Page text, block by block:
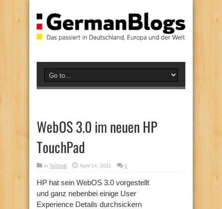
WebOS 3.0 im neuen HP
TouchPad
in Technik April 14, 2011 0
HP hat sein WebOS 3.0 vorgestellt
und ganz nebenbei einige User
Experience Details durchsickern